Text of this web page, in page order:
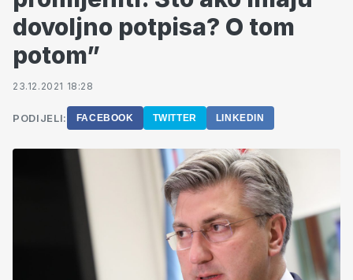
dovoljno potpisa? O tom
potom”
23.12.2021 18:28
PODIJELI: FACEBOOK TWITTER LINKEDIN